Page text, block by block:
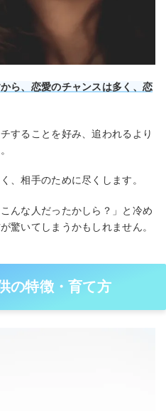
ら、恋愛のチャンスは多く、恋
することを好み、追われるより
、相手のために尽くします。
んな人だったかしら？」と冷め
驚いてしまうかもしれません。
の特徴・育て方